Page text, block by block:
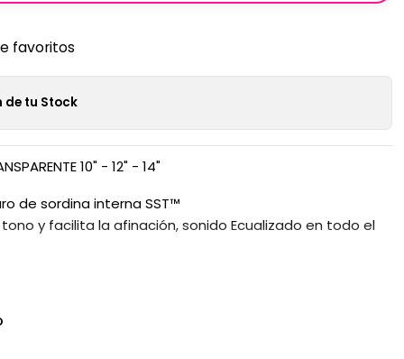
favoritos
tu Stock
10" - 12" - 14"
de sordina interna SST™
y facilita la afinación, sonido Ecualizado en todo el